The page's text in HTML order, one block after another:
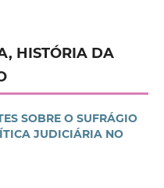
HISTÓRIA DA
SOBRE O SUFRÁGIO
JUDICIÁRIA NO